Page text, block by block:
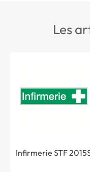
les
Infirmerie STF